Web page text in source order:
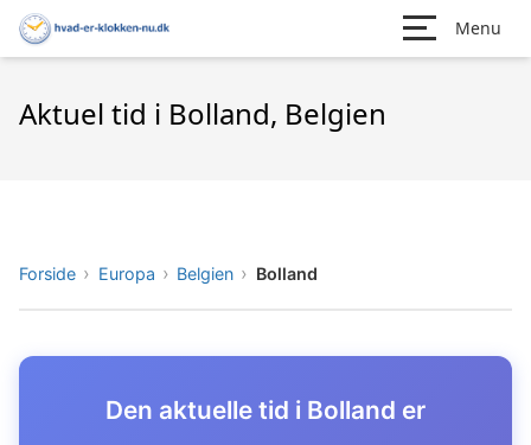
Menu
Aktuel tid i Bolland, Belgien
Forside Europa Belgien Bolland
Den aktuelle tid i Bolland er